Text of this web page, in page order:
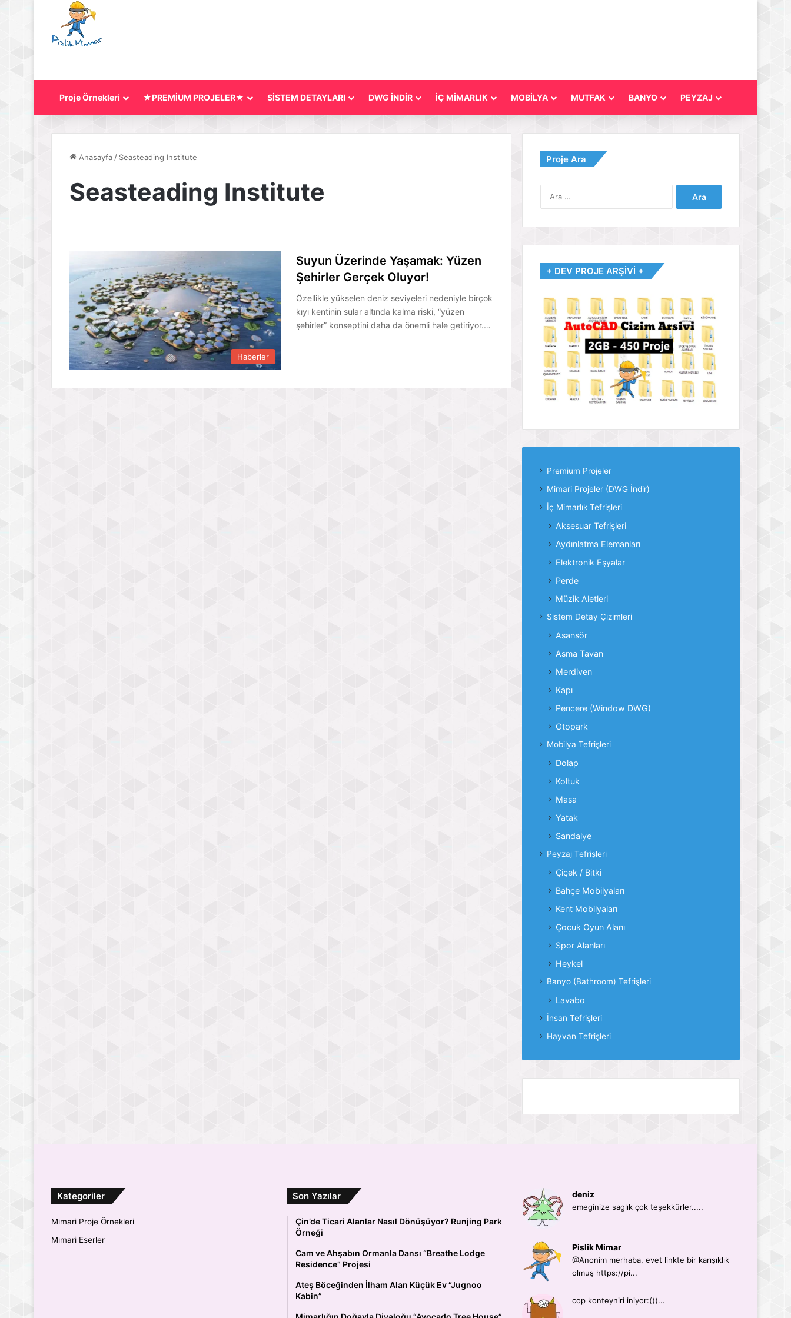
Proje Örnekleri ★PREMİUM PROJELER★ SİSTEM DETAYLARI DWG İNDİR İÇ MİMARLIK MOBİLYA MUTFAK BANYO PEYZAJ
Anasayfa / Seasteading Institute
Seasteading Institute
Haberler
Suyun Üzerinde Yaşamak: Yüzen
Şehirler Gerçek Oluyor!
Özellikle yükselen deniz seviyeleri nedeniyle birçok
kıyı kentinin sular altında kalma riski, “yüzen
şehirler” konseptini daha da önemli hale getiriyor.…
Proje Ara
+ DEV PROJE ARŞİVİ +
Premium Projeler
Mimari Projeler (DWG İndir)
İç Mimarlık Tefrişleri
Aksesuar Tefrişleri
Aydınlatma Elemanları
Elektronik Eşyalar
Perde
Müzik Aletleri
Sistem Detay Çizimleri
Asansör
Asma Tavan
Merdiven
Kapı
Pencere (Window DWG)
Otopark
Mobilya Tefrişleri
Dolap
Koltuk
Masa
Yatak
Sandalye
Peyzaj Tefrişleri
Çiçek / Bitki
Bahçe Mobilyaları
Kent Mobilyaları
Çocuk Oyun Alanı
Spor Alanları
Heykel
Banyo (Bathroom) Tefrişleri
Lavabo
İnsan Tefrişleri
Hayvan Tefrişleri
Kategoriler
Mimari Proje Örnekleri
Mimari Eserler
Son Yazılar
Çin’de Ticari Alanlar Nasıl Dönüşüyor? Runjing Park
Örneği
Cam ve Ahşabın Ormanla Dansı “Breathe Lodge
Residence” Projesi
Ateş Böceğinden İlham Alan Küçük Ev “Jugnoo
Kabin”
deniz
emeginize saglık çok teşekkürler.....
Pislik Mimar
@Anonim merhaba, evet linkte bir karışıklık
olmuş https://pi...
cop konteyniri iniyor:(((...